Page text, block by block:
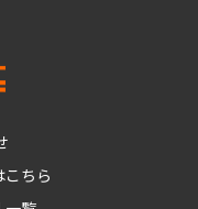
こちら